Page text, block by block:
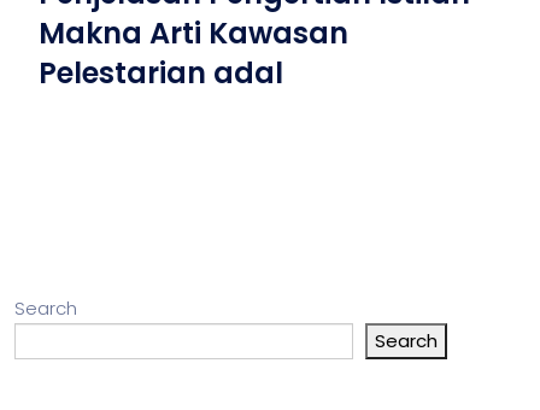
Makna Arti Kawasan
Pelestarian adal
Search
Search